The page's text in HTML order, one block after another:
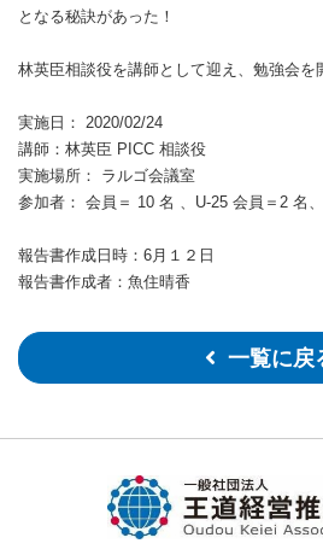
となる秘訣があった！
林英臣相談役を講師として迎え、勉強会を
実施日： 2020/02/24
講師：林英臣 PICC 相談役
実施場所： ラルゴ会議室
参加者： 会員＝ 10 名 、U-25 会員＝2 名
報告書作成日時：6月１２日
報告書作成者：魚住晴香
一覧に戻